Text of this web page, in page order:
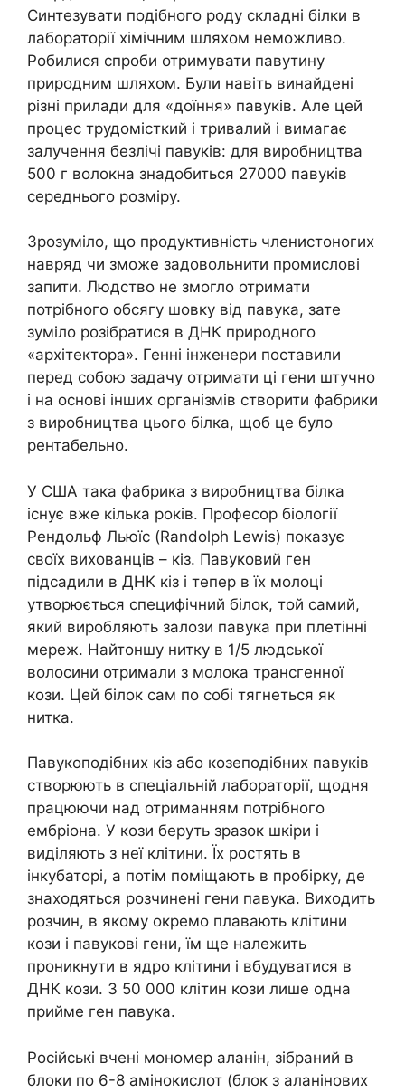
Синтезувати подібного роду складні білки в
лабораторії хімічним шляхом неможливо.
Робилися спроби отримувати павутину
природним шляхом. Були навіть винайдені
різні прилади для «доїння» павуків. Але цей
процес трудомісткий і тривалий і вимагає
залучення безлічі павуків: для виробництва
500 г волокна знадобиться 27000 павуків
середнього розміру.
Зрозуміло, що продуктивність членистоногих
навряд чи зможе задовольнити промислові
запити. Людство не змогло отримати
потрібного обсягу шовку від павука, зате
зуміло розібратися в ДНК природного
«архітектора». Генні інженери поставили
перед собою задачу отримати ці гени штучно
і на основі інших організмів створити фабрики
з виробництва цього білка, щоб це було
рентабельно.
У США така фабрика з виробництва білка
існує вже кілька років. Професор біології
Рендольф Льюїс (Randolph Lewis) показує
своїх вихованців – кіз. Павуковий ген
підсадили в ДНК кіз і тепер в їх молоці
утворюється специфічний білок, той самий,
який виробляють залози павука при плетінні
мереж. Найтоншу нитку в 1/5 людської
волосини отримали з молока трансгенної
кози. Цей білок сам по собі тягнеться як
нитка.
Павукоподібних кіз або козеподібних павуків
створюють в спеціальній лабораторії, щодня
працюючи над отриманням потрібного
ембріона. У кози беруть зразок шкіри і
виділяють з неї клітини. Їх ростять в
інкубаторі, а потім поміщають в пробірку, де
знаходяться розчинені гени павука. Виходить
розчин, в якому окремо плавають клітини
кози і павукові гени, їм ще належить
проникнути в ядро клітини і вбудуватися в
ДНК кози. З 50 000 клітин кози лише одна
прийме ген павука.
Російські вчені мономер аланін, зібраний в
блоки по 6-8 амінокислот (блок з аланінових